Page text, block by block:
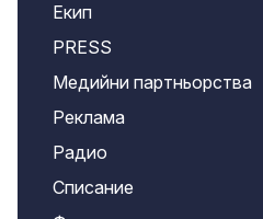
Екип
PRESS
Медийни партньорства
Реклама
Радио
Списание